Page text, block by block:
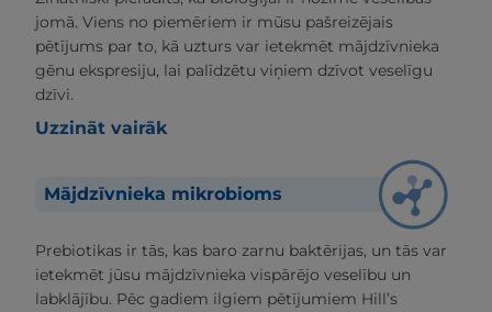
jomā. Viens no piemēriem ir mūsu pašreizējais
pētījums par to, kā uzturs var ietekmēt mājdzīvnieka
gēnu ekspresiju, lai palīdzētu viņiem dzīvot veselīgu
dzīvi.
Uzzināt vairāk
Mājdzīvnieka mikrobioms
Prebiotikas ir tās, kas baro zarnu baktērijas, un tās var
ietekmēt jūsu mājdzīvnieka vispārējo veselību un
labklājību. Pēc gadiem ilgiem pētījumiem Hill’s